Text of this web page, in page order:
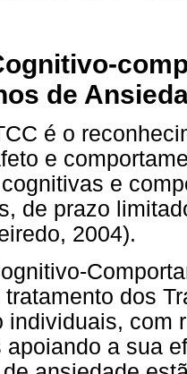
de
é o
e
e
de prazo
2004).
dos
individuais, com
apoiando a sua